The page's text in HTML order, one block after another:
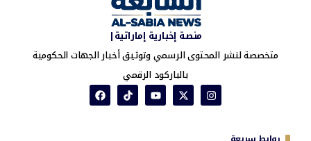
منصة إخبارية إماراتية|
متخصصة لنشر المحتوى الرسمي وتوثيق أخبار الجهات الحكومية
بالباركود الرقمي